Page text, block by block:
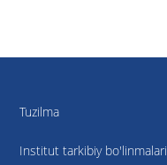
Tuzilma
Institut tarkibiy bo'linmalari